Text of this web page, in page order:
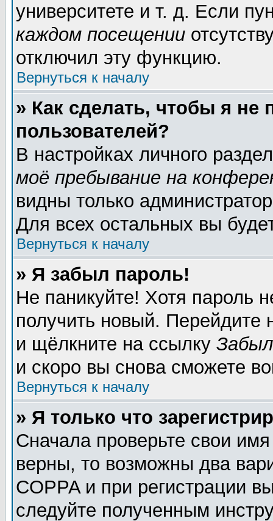
университете и т. д. Если
каждом посещении
отключил эту функцию.
Вернуться к началу
» Как сделать, чтобы я не
пользователей?
В настройках личного
моё пребывание на
видны только
Для всех остальных вы
Вернуться к началу
» Я забыл пароль!
Не паникуйте! Хотя пароль
получить новый. Перейдите
и щёлкните на ссылку
и скоро вы снова сможете
Вернуться к началу
» Я только что
Сначала проверьте свои
верны, то возможны два
COPPA и при регистрации
следуйте полученным